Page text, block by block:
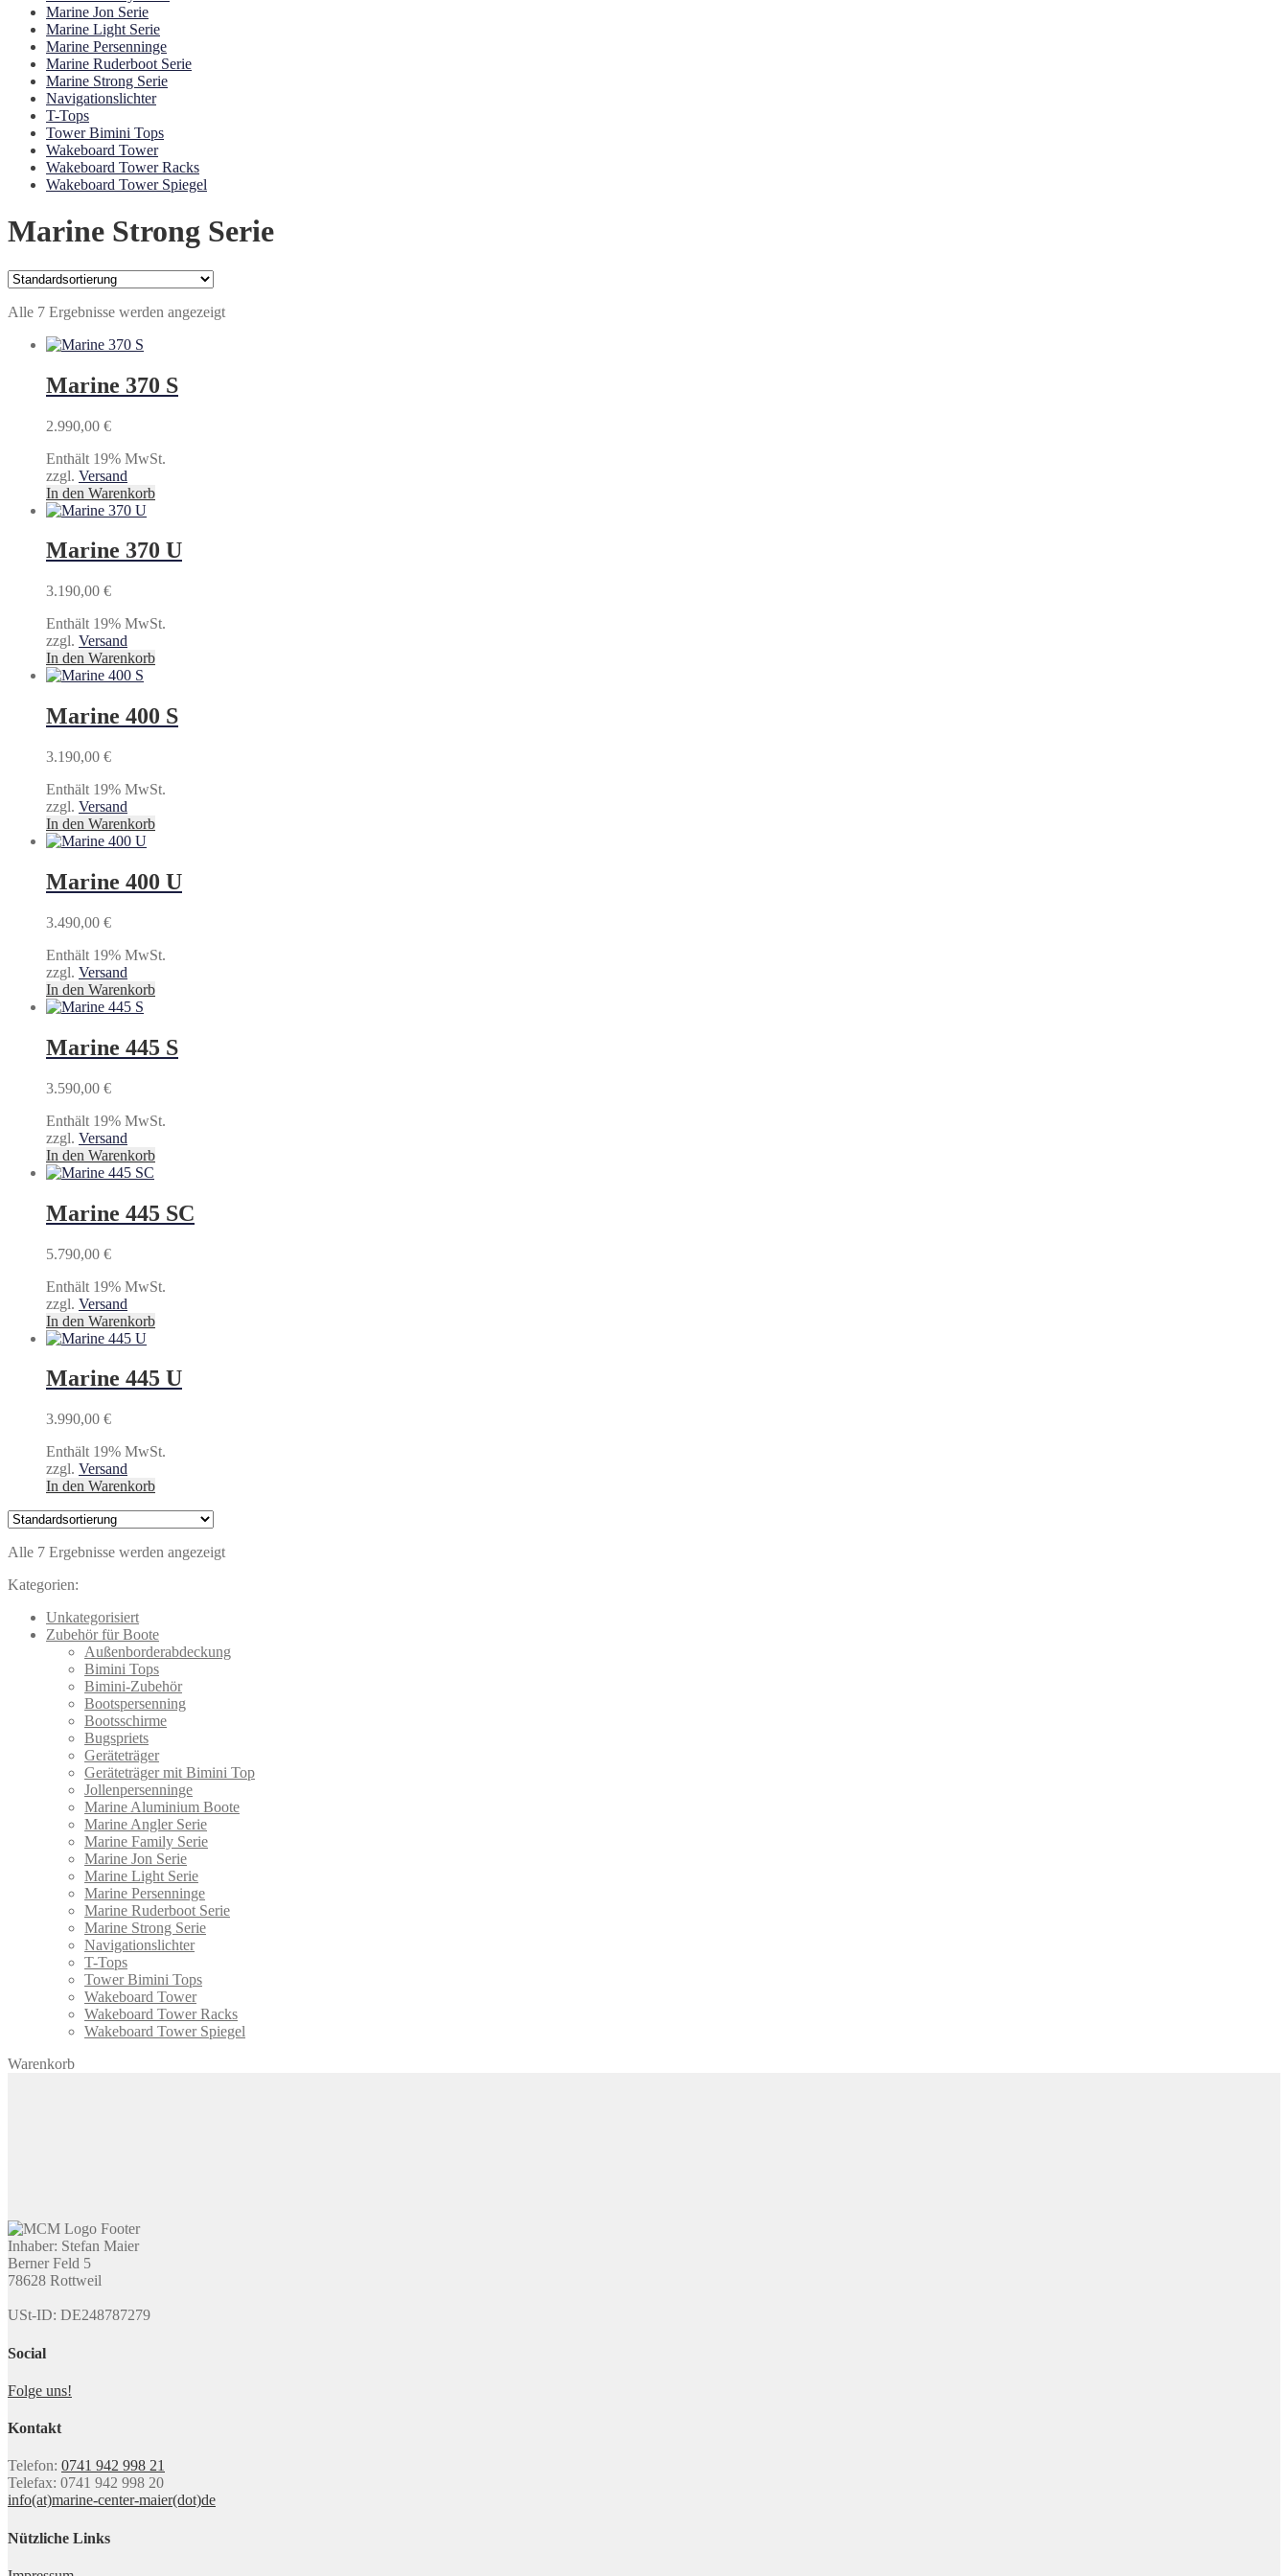
Marine Jon Serie
Marine Light Serie
Marine Persenninge
Marine Ruderboot Serie
Marine Strong Serie
Navigationslichter
T-Tops
Tower Bimini Tops
Wakeboard Tower
Wakeboard Tower Racks
Wakeboard Tower Spiegel
Marine Strong Serie
Alle 7 Ergebnisse werden angezeigt
Marine 370 S
2.990,00 €
Enthält 19% MwSt.
zzgl. Versand
In den Warenkorb
Marine 370 U
3.190,00 €
Enthält 19% MwSt.
zzgl. Versand
In den Warenkorb
Marine 400 S
3.190,00 €
Enthält 19% MwSt.
zzgl. Versand
In den Warenkorb
Marine 400 U
3.490,00 €
Enthält 19% MwSt.
zzgl. Versand
In den Warenkorb
Marine 445 S
3.590,00 €
Enthält 19% MwSt.
zzgl. Versand
In den Warenkorb
Marine 445 SC
5.790,00 €
Enthält 19% MwSt.
zzgl. Versand
In den Warenkorb
Marine 445 U
3.990,00 €
Enthält 19% MwSt.
zzgl. Versand
In den Warenkorb
Alle 7 Ergebnisse werden angezeigt
Kategorien:
Unkategorisiert
Zubehör für Boote
Außenborderabdeckung
Bimini Tops
Bimini-Zubehör
Bootspersenning
Bootsschirme
Bugspriets
Geräteträger
Geräteträger mit Bimini Top
Jollenpersenninge
Marine Aluminium Boote
Marine Angler Serie
Marine Family Serie
Marine Jon Serie
Marine Light Serie
Marine Persenninge
Marine Ruderboot Serie
Marine Strong Serie
Navigationslichter
T-Tops
Tower Bimini Tops
Wakeboard Tower
Wakeboard Tower Racks
Wakeboard Tower Spiegel
Warenkorb
Inhaber: Stefan Maier
Berner Feld 5
78628 Rottweil
USt-ID: DE248787279
Social
Folge uns!
Kontakt
Telefon: 0741 942 998 21
Telefax: 0741 942 998 20
info(at)marine-center-maier(dot)de
Nützliche Links